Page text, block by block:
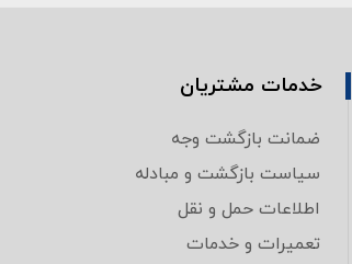
خدمات مشتریان
ضمانت بازگشت وجه
سیاست بازگشت و مبادله
اطلاعات حمل و نقل
تعمیرات و خدمات